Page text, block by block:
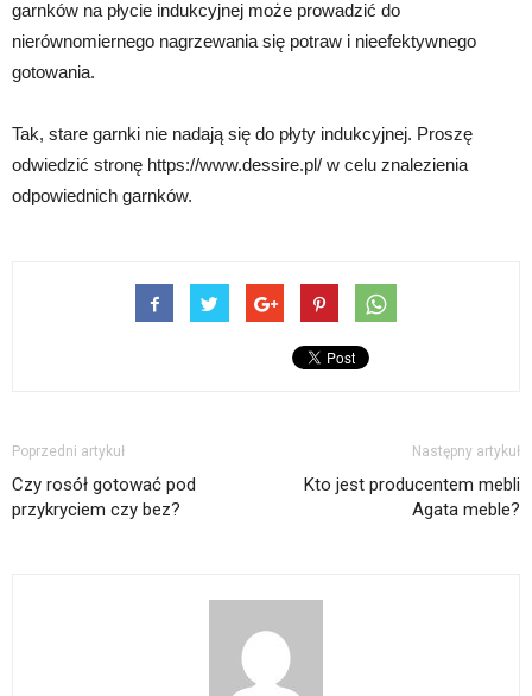
garnków na płycie indukcyjnej może prowadzić do
nierównomiernego nagrzewania się potraw i nieefektywnego
gotowania.
Tak, stare garnki nie nadają się do płyty indukcyjnej. Proszę
odwiedzić stronę https://www.dessire.pl/ w celu znalezienia
odpowiednich garnków.
Poprzedni artykuł
Czy rosół gotować pod
przykryciem czy bez?
Następny artykuł
Kto jest producentem mebli
Agata meble?